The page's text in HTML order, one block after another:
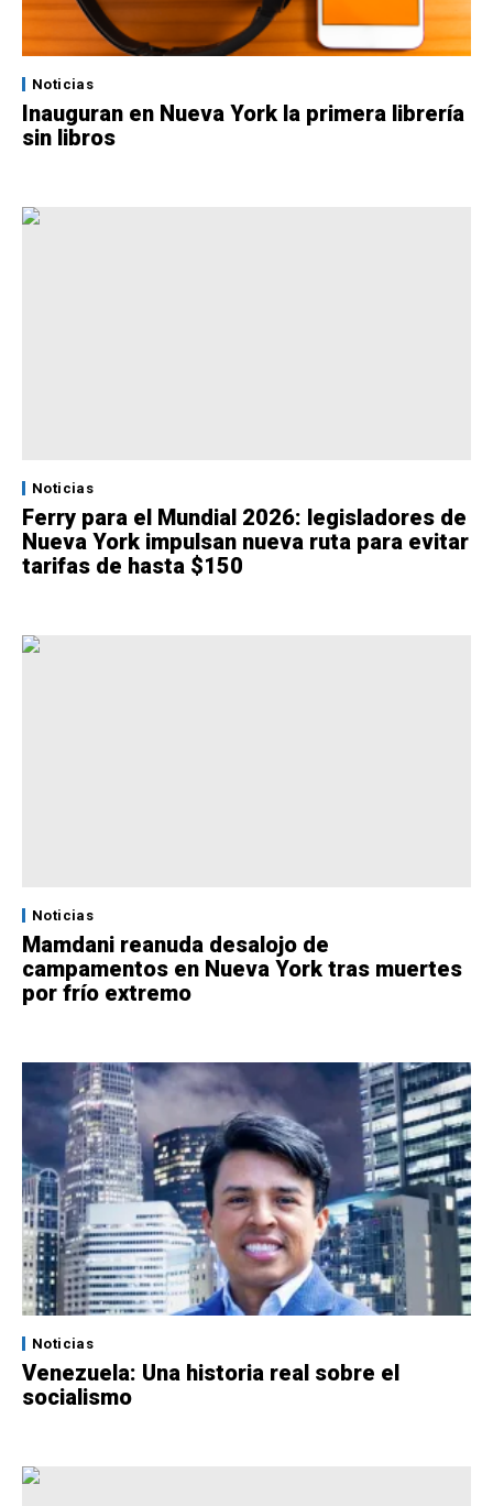
Noticias
Inauguran en Nueva York la primera librería
sin libros
Noticias
Ferry para el Mundial 2026: legisladores de
Nueva York impulsan nueva ruta para evitar
tarifas de hasta $150
Noticias
Mamdani reanuda desalojo de
campamentos en Nueva York tras muertes
por frío extremo
Noticias
Venezuela: Una historia real sobre el
socialismo